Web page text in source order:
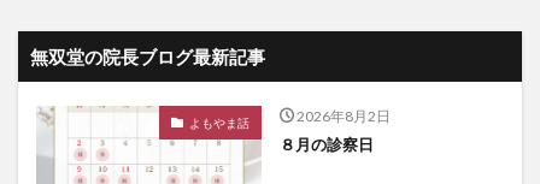
無双堂の院長ブログ最新記事
よもやま話 2026年8月2日
８月の診察日